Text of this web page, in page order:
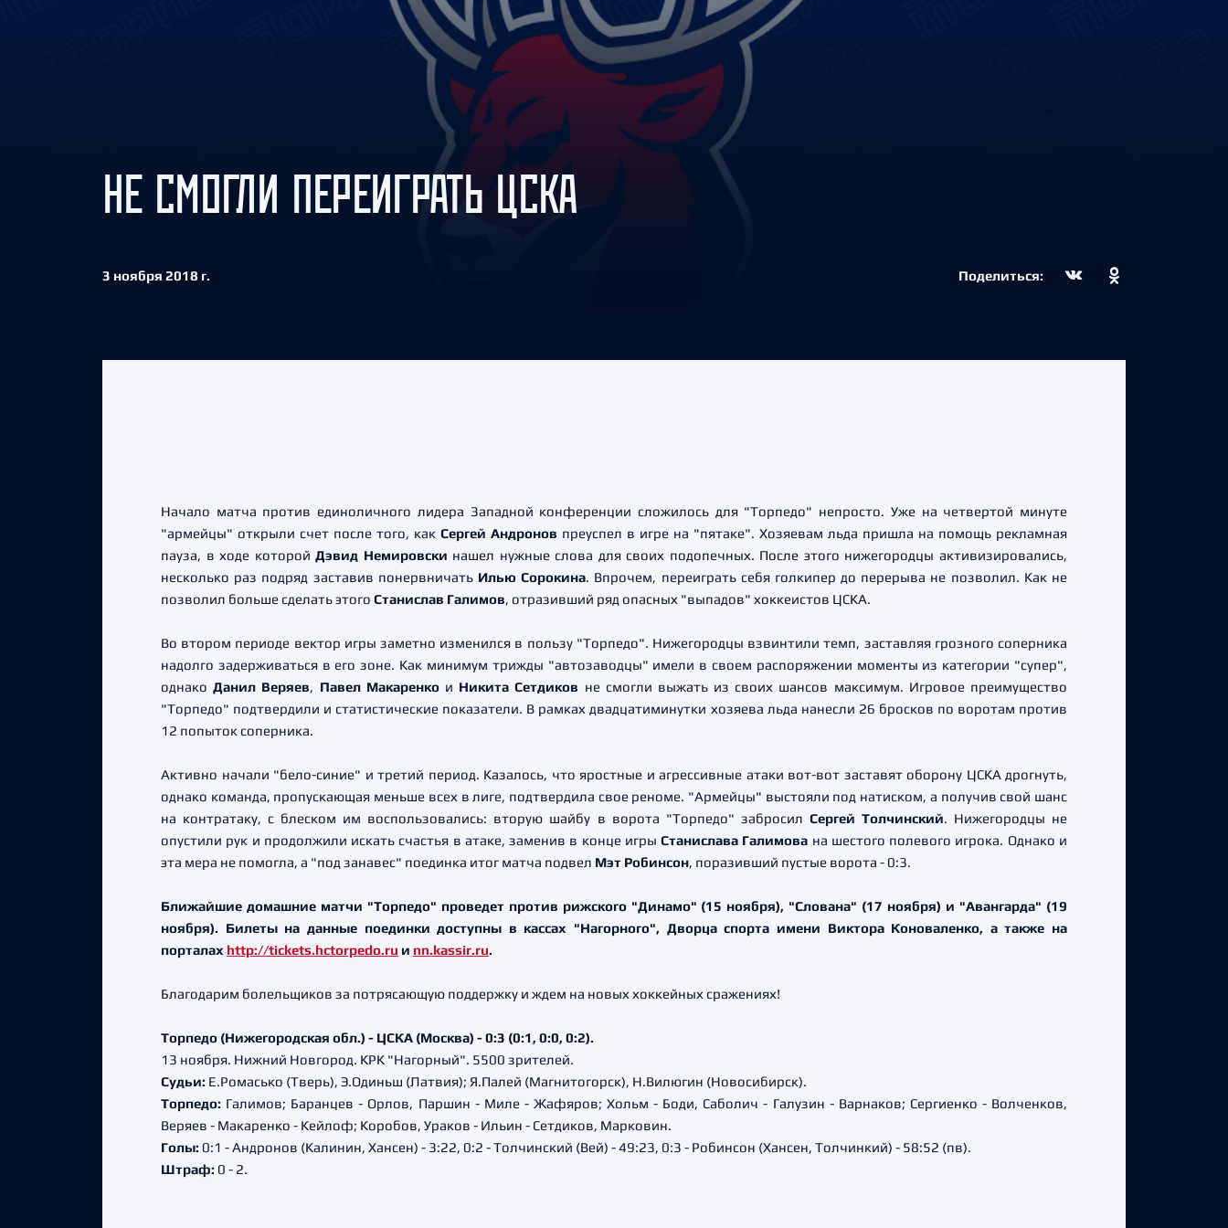
Амур
Барыс
Салават Юлаев
Сибирь
НЕ СМОГЛИ ПЕРЕИГРАТЬ ЦСКА
3 ноября 2018 г. Поделиться:
Начало матча против единоличного лидера Западной конференции сложилось для "Торпедо" непросто. Уже на четвертой минуте
"армейцы" открыли счет после того, как Сергей Андронов преуспел в игре на "пятаке". Хозяевам льда пришла на помощь рекламная
пауза, в ходе которойДэвид Немировски нашел нужные слова для своих подопечных. После этого нижегородцы активизировались,
несколько раз подряд заставив понервничать Илью Сорокина. Впрочем, переиграть себя голкипер до перерыва не позволил. Как не
позволил больше сделать этого Станислав Галимов, отразивший ряд опасных "выпадов" хоккеистов ЦСКА.
Во втором периоде вектор игры заметно изменился в пользу "Торпедо". Нижегородцы взвинтили темп, заставляя грозного соперника
надолго задерживаться в его зоне. Как минимум трижды "автозаводцы" имели в своем распоряжении моменты из категории "супер",
однакоДанил Веряев, Павел Макаренко и Никита Сетдиков не смогли выжать из своих шансов максимум. Игровое преимущество
"Торпедо" подтвердили и статистические показатели. В рамках двадцатиминутки хозяева льда нанесли 26 бросков по воротам против
12 попыток соперника.
Активно начали "бело-синие" и третий период. Казалось, что яростные и агрессивные атаки вот-вот заставят оборону ЦСКА дрогнуть,
однако команда, пропускающая меньше всех в лиге, подтвердила свое реноме. "Армейцы" выстояли под натиском, а получив свой шанс
на контратаку, с блеском им воспользовались: вторую шайбу в ворота "Торпедо" забросил Сергей Толчинский. Нижегородцы не
опустили рук и продолжили искать счастья в атаке, заменив в конце игрыСтанислава Галимова на шестого полевого игрока. Однако и
эта мера не помогла, а "под занавес" поединка итог матча подвел Мэт Робинсон, поразивший пустые ворота - 0:3.
Ближайшие домашние матчи "Торпедо" проведет против рижского "Динамо" (15 ноября), "Слована" (17 ноября) и "Авангарда" (19
ноября). Билеты на данные поединки доступны в кассах "Нагорного", Дворца спорта имени Виктора Коноваленко, а также на
порталах http://tickets.hctorpedo.ru и nn.kassir.ru.
Благодарим болельщиков за потрясающую поддержку и ждем на новых хоккейных сражениях!
Торпедо (Нижегородская обл.) - ЦСКА (Москва) - 0:3 (0:1, 0:0, 0:2).
13 ноября. Нижний Новгород. КРК "Нагорный". 5500 зрителей.
Судьи: Е.Ромасько (Тверь), Э.Одиньш (Латвия); Я.Палей (Магнитогорск), Н.Вилюгин (Новосибирск).
Торпедо: Галимов; Баранцев - Орлов, Паршин - Миле - Жафяров; Хольм - Боди, Саболич - Галузин - Варнаков; Сергиенко - Волченков,
Веряев - Макаренко - Кейлоф; Коробов, Ураков - Ильин - Сетдиков, Марковин.
Голы: 0:1 - Андронов (Калинин, Хансен) - 3:22, 0:2 - Толчинский (Вей) - 49:23, 0:3 - Робинсон (Хансен, Толчинкий) - 58:52 (пв).
Штраф: 0 - 2.